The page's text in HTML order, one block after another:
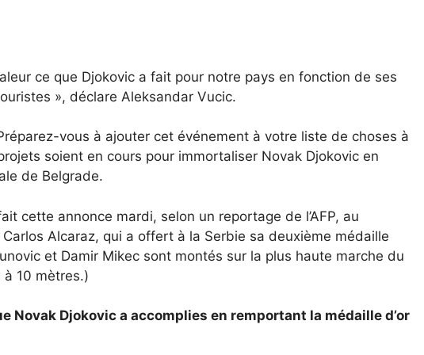
ce que Djokovic a fait pour notre pays en fonction de ses
», déclare Aleksandar Vucic.
vous à ajouter cet événement à votre liste de choses à
soient en cours pour immortaliser Novak Djokovic en
de Belgrade.
cette annonce mardi, selon un reportage de l’AFP, au
Alcaraz, qui a offert à la Serbie sa deuxième médaille
et Damir Mikec sont montés sur la plus haute marche du
10 mètres.)
Novak Djokovic a accomplies en remportant la médaille d’or